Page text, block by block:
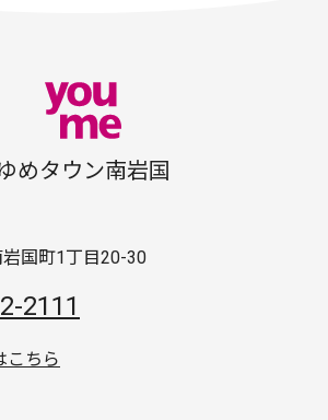
めタウン南岩国
国町1丁目20-30
2111
こちら